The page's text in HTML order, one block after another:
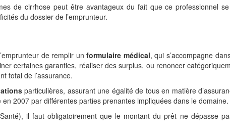
de cirrhose peut être avantageux du fait que ce professionnel
du dossier de l’emprunteur.
de remplir unformulaire médical, qui s’accompagne
certaines garanties, réaliser des surplus, ou renoncer
total de l’assurance.
particulières, assurant une égalité de tous en matière
2007 par différentes parties prenantes impliquées dans le domaine.
il faut obligatoirement que le montant du prêt ne dépasse